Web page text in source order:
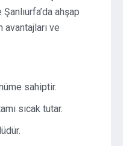
ahşap
avantajları ve
sahiptir.
sıcak tutar.